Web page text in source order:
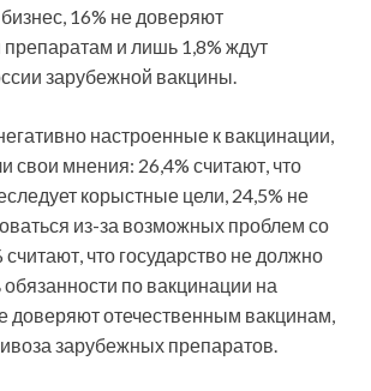
16% не доверяют
и лишь 1,8% ждут
зарубежной вакцины.
настроенные к вакцинации,
свои мнения: 26,4% считают, что
корыстные цели, 24,5% не
из-за возможных проблем со
что государство не должно
по вакцинации на
доверяют отечественным вакцинам,
зарубежных препаратов.